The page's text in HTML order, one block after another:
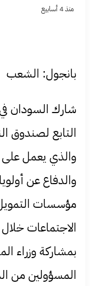
منذ 4 أسابيع
بانجول: الشعب
شارك السودان في
التابع لصندوق
والذي يعمل على
والدفاع عن
مؤسسات
بمشاركة وزراء
المسؤولين من